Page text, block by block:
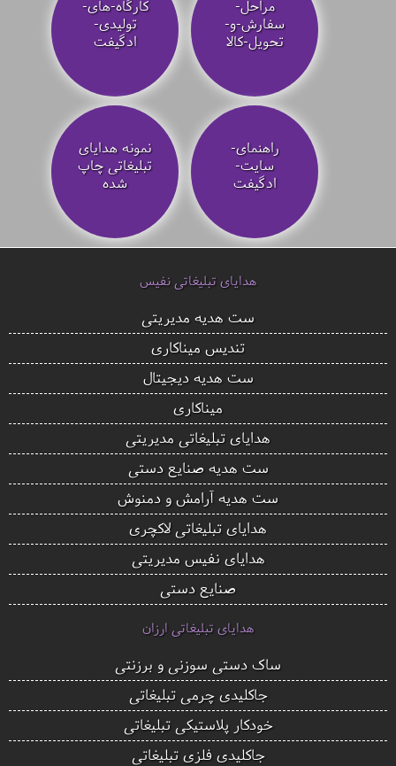
مراحل-
سفارش-و-
تحویل-کالا
کارگاه-های-
تولیدی-
ادگیفت
راهنمای-
سایت-
ادگیفت
نمونه هدایای
تبلیغاتی چاپ
شده
هدایای تبلیغاتی نفیس
ست هدیه مدیریتی
تندیس میناکاری
ست هدیه دیجیتال
میناکاری
هدایای تبلیغاتی مدیریتی
ست هدیه صنایع دستی
ست هدیه آرامش و دمنوش
هدایای تبلیغاتی لاکچری
هدایای نفیس مدیریتی
صنایع دستی
هدایای تبلیغاتی ارزان
ساک دستی سوزنی و برزنتی
جاکلیدی چرمی تبلیغاتی
خودکار پلاستیکی تبلیغاتی
جاکلیدی فلزی تبلیغاتی